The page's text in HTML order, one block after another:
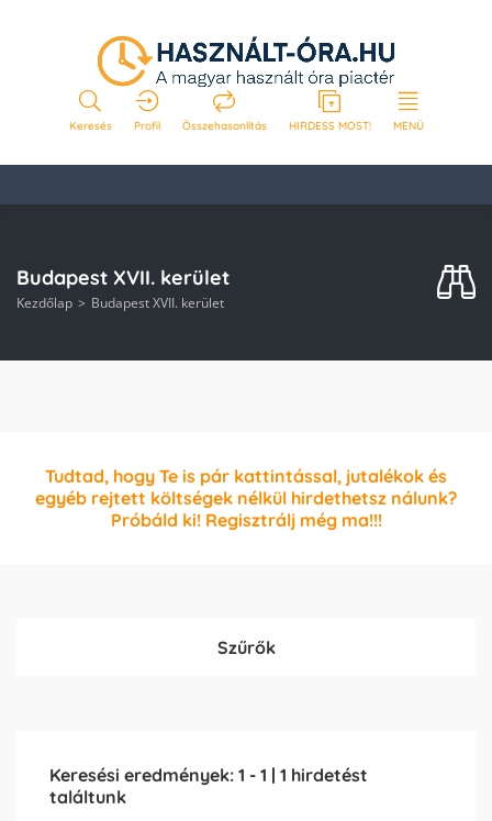
Keresés Profil Összehasonlítás HIRDESS MOST! MENÜ
Budapest XVII. kerület
Kezdőlap Budapest XVII. kerület
Tudtad, hogy Te is pár kattintással, jutalékok és
egyéb rejtett költségek nélkül hirdethetsz nálunk?
Próbáld ki! Regisztrálj még ma!!!
Szűrők
Keresési eredmények: 1 - 1 | 1 hirdetést
találtunk